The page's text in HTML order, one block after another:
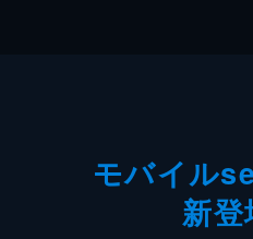
モバイル
新登